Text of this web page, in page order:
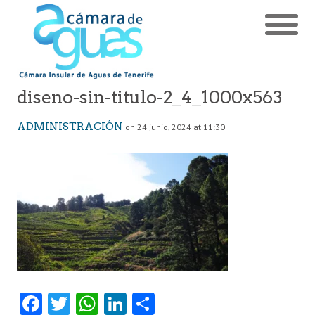
diseno-sin-titulo-2_4_1000x563
ADMINISTRACIÓN on 24 junio, 2024 at 11:30
Fa T W Li